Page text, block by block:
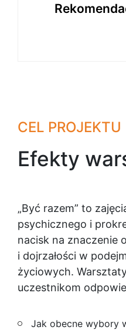
CEL PROJEKTU
Efekty
„Być razem” to
psychicznego i
nacisk na znaczenie
i dojrzałości w
życiowych.
uczestnikom
Jak obecne wybory